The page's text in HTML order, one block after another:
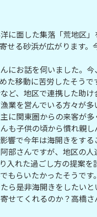
に面した集落「荒地区
せる砂浜が広がります
にお話を伺いました。
た移動に苦労したそう
、地区で連携した助
を営んでいる方々が多
に関東圏からの来客が
も子供の頃から慣れ親
響で今年は海開きをす
部さんですが、地区の
入れた過ごし方の提案
もらいたかったそうで
是非海開きをしたいと
せてくれるのか？高橋